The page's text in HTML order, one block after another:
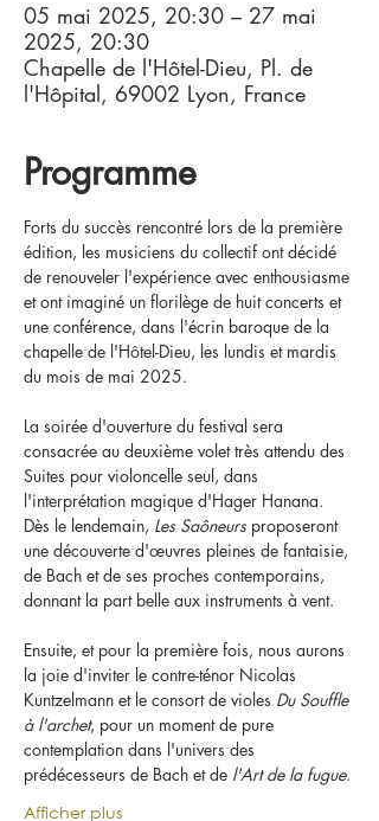
05 mai 2025, 20:30 – 27 mai
2025, 20:30
Chapelle de l'Hôtel-Dieu, Pl. de
l'Hôpital, 69002 Lyon, France
Programme
Forts du succès rencontré lors de la première
édition, les musiciens du collectif ont décidé
de renouveler l'expérience avec enthousiasme
et ont imaginé un florilège de huit concerts et
une conférence, dans l'écrin baroque de la
chapelle de l'Hôtel-Dieu, les lundis et mardis
du mois de mai 2025.
La soirée d'ouverture du festival sera
consacrée au deuxième volet très attendu des
Suites pour violoncelle seul, dans
l'interprétation magique d'Hager Hanana.
Dès le lendemain, Les Saôneurs proposeront
une découverte d'œuvres pleines de fantaisie,
de Bach et de ses proches contemporains,
donnant la part belle aux instruments à vent.
Ensuite, et pour la première fois, nous aurons
la joie d'inviter le contre-ténor Nicolas
Kuntzelmann et le consort de violes Du Souffle
à l'archet, pour un moment de pure
contemplation dans l'univers des
prédécesseurs de Bach et de l'Art de la fugue.
Afficher plus